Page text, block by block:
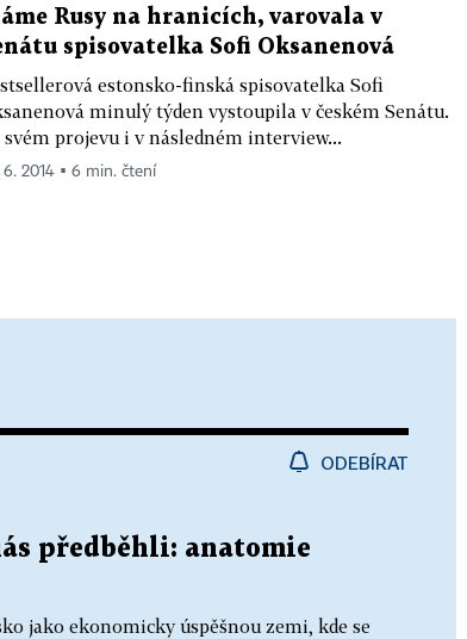
Rusy na hranicích, varovala v
spisovatelka Sofi Oksanenová
estonsko-finská spisovatelka Sofi
minulý týden vystoupila v českém Senátu.
svém projevu i v následném interview...
6. 2014 ▪ 6 min. čtení
ODEBÍRAT
předběhli: anatomie
jako ekonomicky úspěšnou zemi, kde se